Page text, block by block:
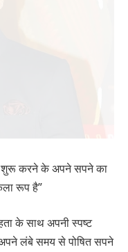
शुरू करने के अपने सपने का
रूप है”
के साथ अपनी स्पष्ट
लंबे समय से पोषित सपने